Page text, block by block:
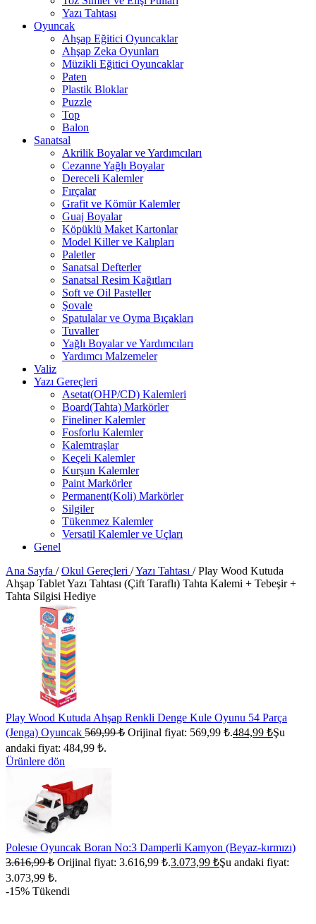
Yazı Tahtası
Oyuncak
Ahşap Eğitici Oyuncaklar
Ahşap Zeka Oyunları
Müzikli Eğitici Oyuncaklar
Paten
Plastik Bloklar
Puzzle
Top
Balon
Sanatsal
Akrilik Boyalar ve Yardımcıları
Cezanne Yağlı Boyalar
Dereceli Kalemler
Fırçalar
Grafit ve Kömür Kalemler
Guaj Boyalar
Köpüklü Maket Kartonlar
Model Killer ve Kalıpları
Paletler
Sanatsal Defterler
Sanatsal Resim Kağıtları
Soft ve Oil Pasteller
Şovale
Spatulalar ve Oyma Bıçakları
Tuvaller
Yağlı Boyalar ve Yardımcıları
Yardımcı Malzemeler
Valiz
Yazı Gereçleri
Asetat(OHP/CD) Kalemleri
Board(Tahta) Markörler
Fineliner Kalemler
Fosforlu Kalemler
Kalemtraşlar
Keçeli Kalemler
Kurşun Kalemler
Paint Markörler
Permanent(Koli) Markörler
Silgiler
Tükenmez Kalemler
Versatil Kalemler ve Uçları
Genel
Ana Sayfa / Okul Gereçleri /Yazı Tahtası / Play Wood Kutuda
Ahşap Tablet Yazı Tahtası (Çift Taraflı) Tahta Kalemi + Tebeşir +
Tahta Silgisi Hediye
Play Wood Kutuda Ahşap Renkli Denge Kule Oyunu 54 Parça
(Jenga) Oyuncak 569,99₺ Orijinal fiyat: 569,99 ₺.484,99 ₺Şu
andaki fiyat: 484,99 ₺.
Ürünlere dön
Polesıe Oyuncak Boran No:3 Damperli Kamyon (Beyaz-kırmızı)
3.616,99₺ Orijinal fiyat: 3.616,99 ₺.3.073,99 ₺Şu andaki fiyat:
3.073,99 ₺.
-15% Tükendi